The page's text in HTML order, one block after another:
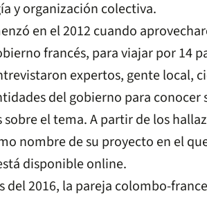
y organización colectiva.
en el 2012 cuando
francés, para viajar por 14
expertos, gente local,
del gobierno para conocer
el tema. A partir de los
nombre de su proyecto en el
disponible online.
del 2016, la pareja colombo-